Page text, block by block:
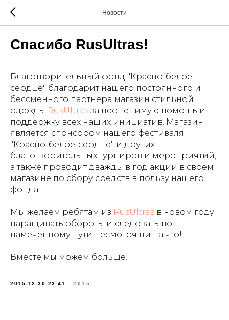
Новости
Спасибо RusUltras!
Благотворительный фонд "Красно-белое
сердце" благодарит нашего постоянного и
бессменного партнёра магазин стильной
одежды RusUltras за неоценимую помощь и
поддержку всех наших инициатив. Магазин
является спонсором нашего фестиваля
"Красно-белое-сердце" и других
благотворительных турниров и мероприятий,
а также проводит дважды в год акции в своём
магазине по сбору средств в пользу нашего
фонда.
Мы желаем ребятам из RusUltras в новом году
наращивать обороты и следовать по
намеченному пути несмотря ни на что!
Вместе мы можем больше!
2015-12-30 23:41 2015